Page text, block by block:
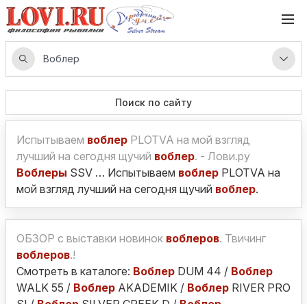
Поиск по сайту
Испытываем воблер PLOTVA на мой взгляд
лучший на сегодня щучий воблер. - Лови.ру
Воблеры SSV … Испытываем воблер PLOTVA на
мой взгляд лучший на сегодня щучий воблер.
ОБЗОР с выставки новинок воблеров. Твичинг
воблеров.!
Смотреть в каталоге: Воблер DUM 44 / Воблер
WALK 55 / Воблер AKADEMIK / Воблер RIVER PRO